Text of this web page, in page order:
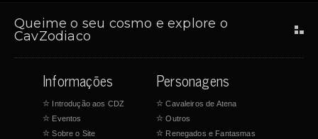
Queime o seu cosmo e explore o
CavZodiaco
Informações
☆ Introdução aos CDZ
☆ Eventos
☆ Sobre o Site
Personagens
☆ Cavaleiros de Atena
☆ Outros
☆ Renegados e Fantasmas